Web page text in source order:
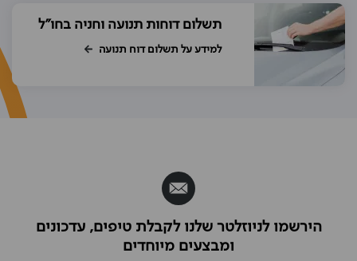
תשלום דוחות תנועה וחניה בחו"ל
למידע על תשלום דוח תנועה
הירשמו לניוזלטר שלנו לקבלת טיפים, עדכונים
ומבצעים מיוחדים